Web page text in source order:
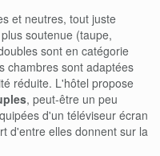
et neutres, tout juste
soutenue (taupe,
sont en catégorie
chambres sont adaptées
réduite. L'hôtel propose
, peut-être un peu
d'un téléviseur écran
d'entre elles donnent sur la